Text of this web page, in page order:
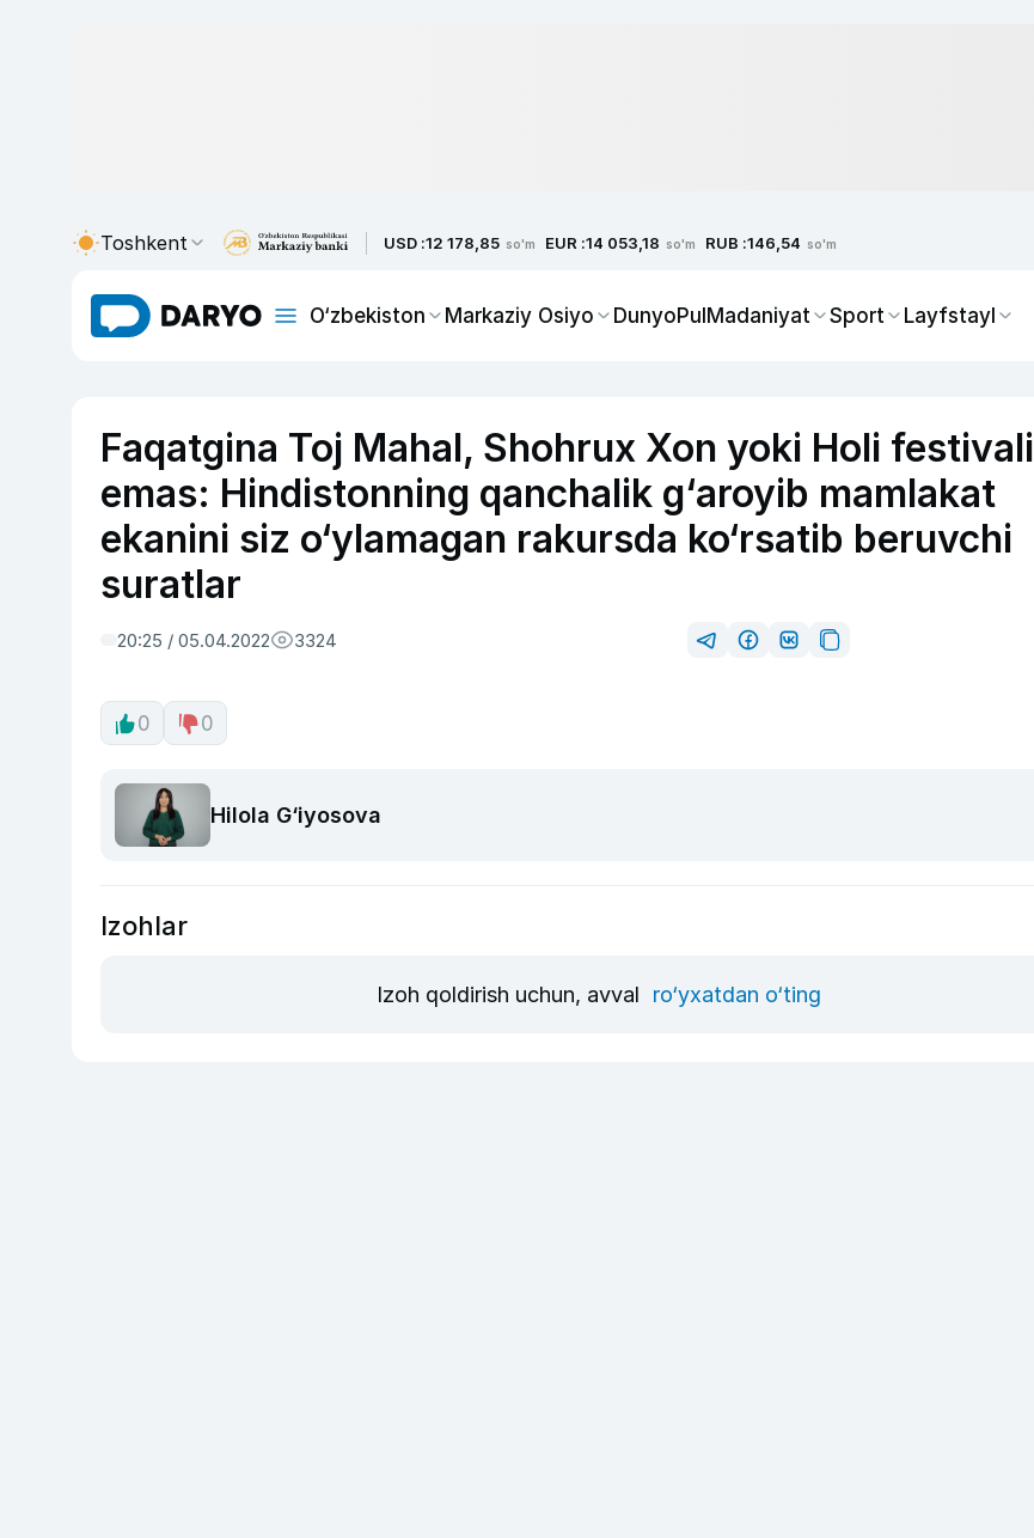
Toshkent USD :12 178,85 so'm EUR :14 053,18 so'm RUB :146,54 so'm
O‘zbekiston Markaziy Osiyo DunyoPulMadaniyat Sport Layfstayl
Faqatgina Toj Mahal, Shohrux Xon yoki Holi festivali
emas: Hindistonning qanchalik g‘aroyib mamlakat
ekanini siz o‘ylamagan rakursda ko‘rsatib beruvchi
suratlar
20:25 / 05.04.2022 3324
0 0
Hilola G‘iyosova
Izohlar
Izoh qoldirish uchun, avval ro‘yxatdan o‘ting